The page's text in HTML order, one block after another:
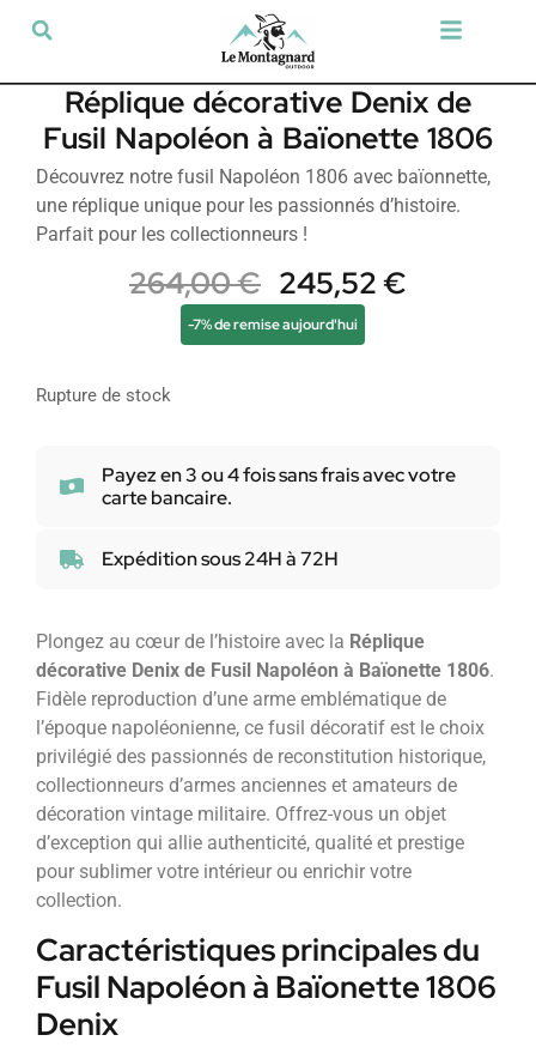
Réplique décorative Denix de
Fusil Napoléon à Baïonette 1806
Découvrez notre fusil Napoléon 1806 avec baïonnette,
une réplique unique pour les passionnés d’histoire.
Parfait pour les collectionneurs !
264,00€ 245,52€
-7% de remise aujourd'hui
Rupture de stock
Payez en 3 ou 4 fois sans frais avec votre
carte bancaire.
Expédition sous 24H à 72H
Plongez au cœur de l’histoire avec la Réplique
décorative Denix de Fusil Napoléon à Baïonette 1806.
Fidèle reproduction d’une arme emblématique de
l’époque napoléonienne, ce fusil décoratif est le choix
privilégié des passionnés de reconstitution historique,
collectionneurs d’armes anciennes et amateurs de
décoration vintage militaire. Offrez-vous un objet
d’exception qui allie authenticité, qualité et prestige
pour sublimer votre intérieur ou enrichir votre
collection.
Caractéristiques principales du
Fusil Napoléon à Baïonette 1806
Denix